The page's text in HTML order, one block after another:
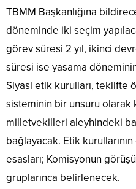
TBMM Başkanlığına
döneminde iki seçim
görev süresi 2 yıl, ikinci
süresi ise yasama
Siyasi etik kurulları, teklifte
sisteminin bir unsuru
milletvekilleri aleyhindeki
bağlayacak. Etik
esasları; Komisyonun
gruplarınca belirlenecek.